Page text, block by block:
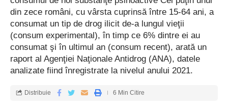
din zece români, cu vârsta cuprinsă între 15-64 ani, a
consumat un tip de drog ilicit de-a lungul vieţii
(consum experimental), în timp ce 6% dintre ei au
consumat şi în ultimul an (consum recent), arată un
raport al Agenţiei Naţionale Antidrog (ANA), datele
analizate fiind înregistrate la nivelul anului 2021.
Distribuie 6 Min Citire